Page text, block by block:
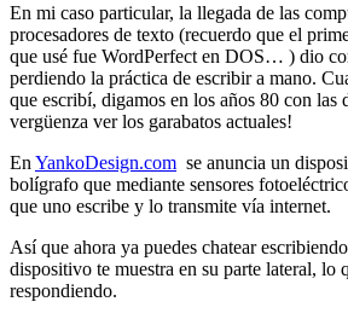
En mi caso particular, la llegada de las
procesadores de texto (recuerdo que el
que usé fue WordPerfect en DOS… ) dio
perdiendo la práctica de escribir a mano.
que escribí, digamos en los años 80 con las
vergüenza ver los garabatos actuales!
En YankoDesign.com se anuncia un
bolígrafo que mediante sensores
que uno escribe y lo transmite vía internet.
Así que ahora ya puedes chatear
dispositivo te muestra en su parte lateral, lo
respondiendo.